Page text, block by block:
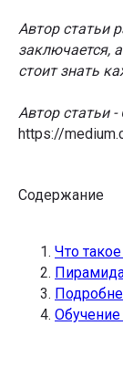
Автор статьи
заключается,
стоит знать
Автор статьи -
https://
Содержание
Что